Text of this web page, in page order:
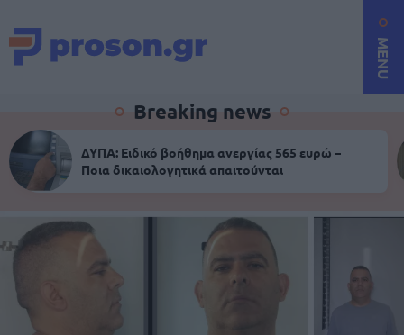
MENU
Breaking news
ΔΥΠΑ: Ειδικό βοήθημα ανεργίας 565 ευρώ –
Ποια δικαιολογητικά απαιτούνται